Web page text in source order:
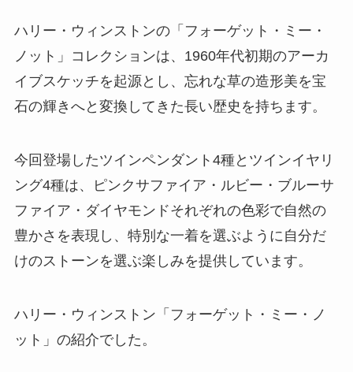
ハリー・ウィンストンの「フォーゲット・ミー・
ノット」コレクションは、1960年代初期のアーカ
イブスケッチを起源とし、忘れな草の造形美を宝
石の輝きへと変換してきた長い歴史を持ちます。
今回登場したツインペンダント4種とツインイヤリ
ング4種は、ピンクサファイア・ルビー・ブルーサ
ファイア・ダイヤモンドそれぞれの色彩で自然の
豊かさを表現し、特別な一着を選ぶように自分だ
けのストーンを選ぶ楽しみを提供しています。
ハリー・ウィンストン「フォーゲット・ミー・ノ
ット」の紹介でした。